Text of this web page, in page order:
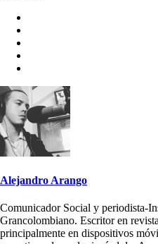
Alejandro Arango
Comunicador Social y periodista-
Grancolombiano. Escritor en
principalmente en dispositivos